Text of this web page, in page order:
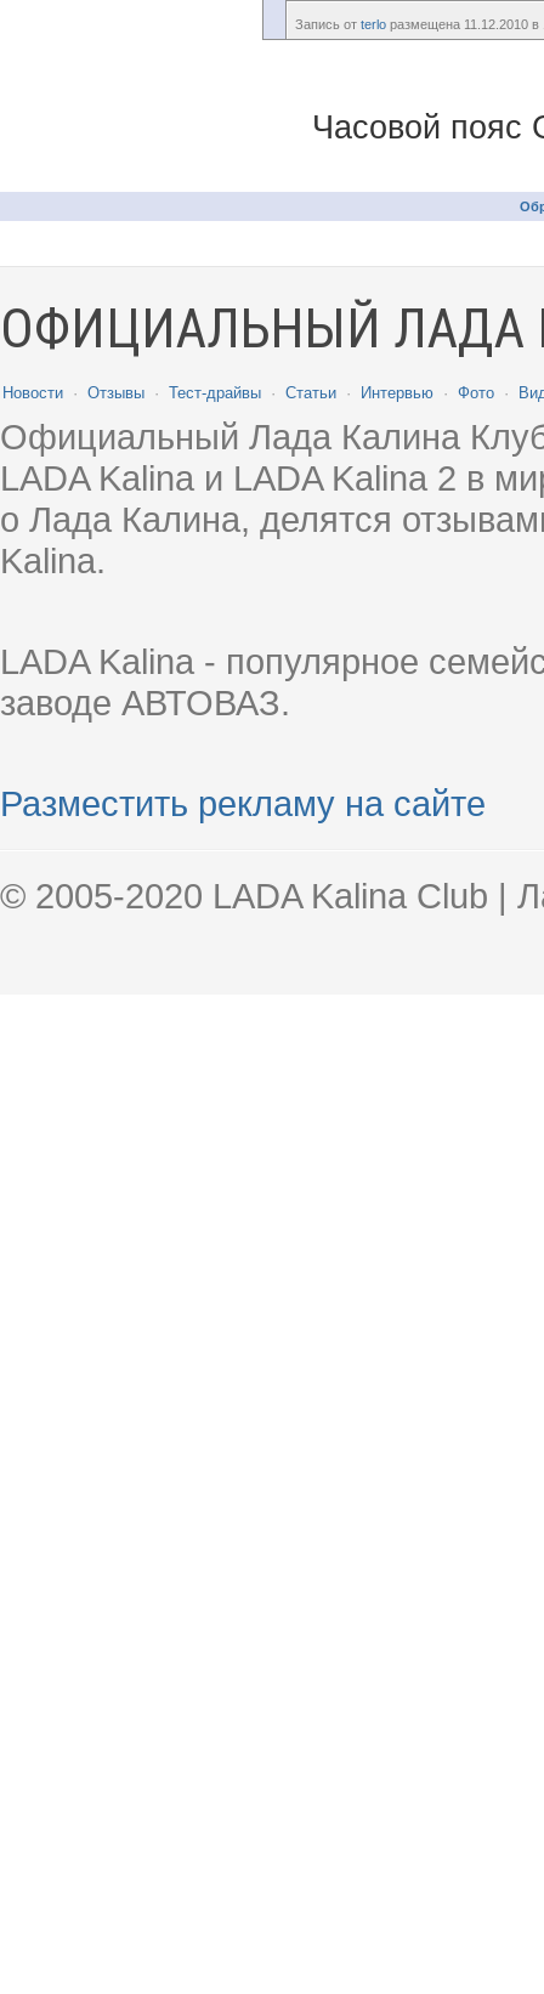
Запись от terlo размещена 11.12.2010 в
Часовой пояс
ОФИЦИАЛЬНЫЙ ЛАДА
Новости · Отзывы · Тест-драйвы · Статьи · Интервью · Фото ·
Официальный Лада Калина
LADA Kalina и LADA Kalina 2 в
о Лада Калина, делятся
Kalina.
LADA Kalina - популярное
заводе АВТОВАЗ.
Разместить рекламу на сайте
© 2005-2020 LADA Kalina Club |